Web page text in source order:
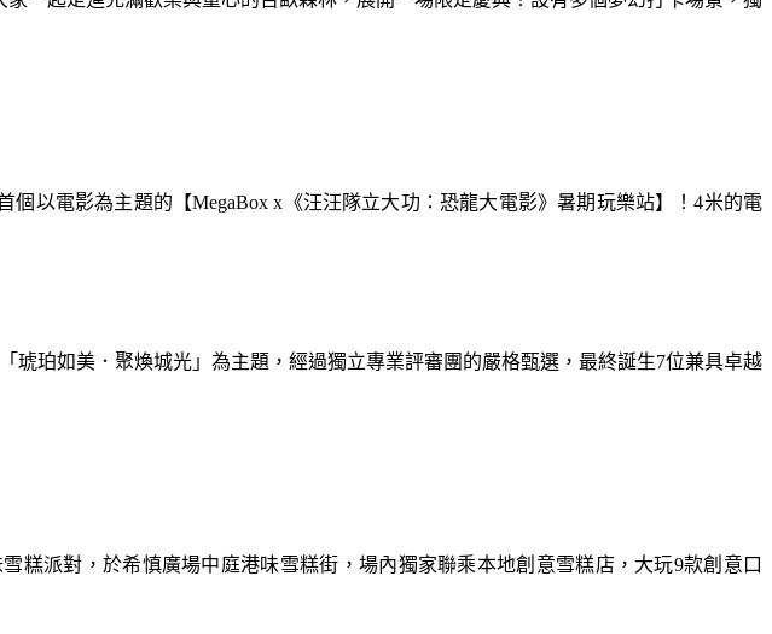
以電影為主題的【MegaBox x《汪汪隊立大功：恐龍大電影》暑期玩樂站】！4米的電
糕派對，於希慎廣場中庭港味雪糕街，場內獨家聯乘本地創意雪糕店，大玩9款創意口
珀如美．聚煥城光」為主題，經過獨立專業評審團的嚴格甄選，最終誕生7位兼具卓越